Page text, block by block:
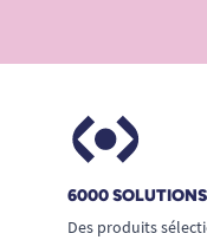
6000
Des produits